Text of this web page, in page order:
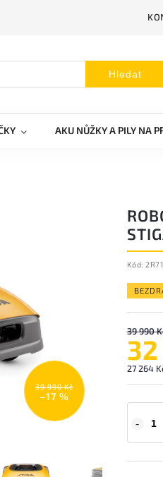
Hledat
AKU NŮŽKY A PILY NA
39 990 Kč
–17 %
Kód:
39 990
27 264